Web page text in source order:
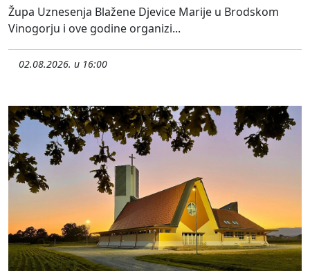
Župa Uznesenja Blažene Djevice Marije u Brodskom
Vinogorju i ove godine organizi...
02.08.2026. u 16:00